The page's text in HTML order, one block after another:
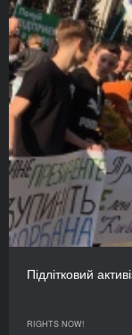
Підлітковий
RIGHTS NOW!